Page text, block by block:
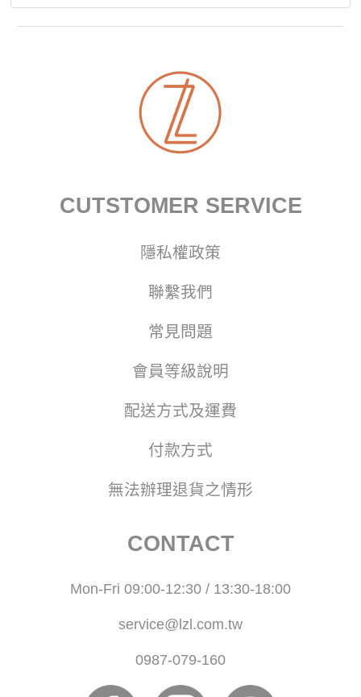
CUTSTOMER SERVICE
隱私權政策
聯繫我們
常見問題
會員等級說明
配送方式及運費
付款方式
無法辦理退貨之情形
CONTACT
Mon-Fri 09:00-12:30 / 13:30-18:00
service@lzl.com.tw
0987-079-160